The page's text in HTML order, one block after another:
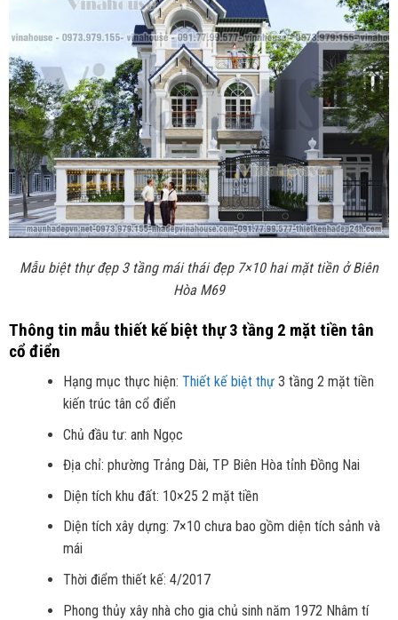
Mẫu biệt thự đẹp 3 tầng mái thái đẹp 7×10 hai mặt tiền ở Biên
Hòa M69
Thông tin mẫu thiết kế biệt thự 3 tầng 2 mặt tiền tân
cổ điển
Hạng mục thực hiện: Thiết kế biệt thự3 tầng 2 mặt tiền
kiến trúc tân cổ điển
Chủ đầu tư: anh Ngọc
Địa chỉ: phường Trảng Dài, TP Biên Hòa tỉnh Đồng Nai
Diện tích khu đất: 10×25 2 mặt tiền
Diện tích xây dựng: 7×10 chưa bao gồm diện tích sảnh và
mái
Thời điểm thiết kế: 4/2017
Phong thủy xây nhà cho gia chủ sinh năm 1972 Nhâm tí